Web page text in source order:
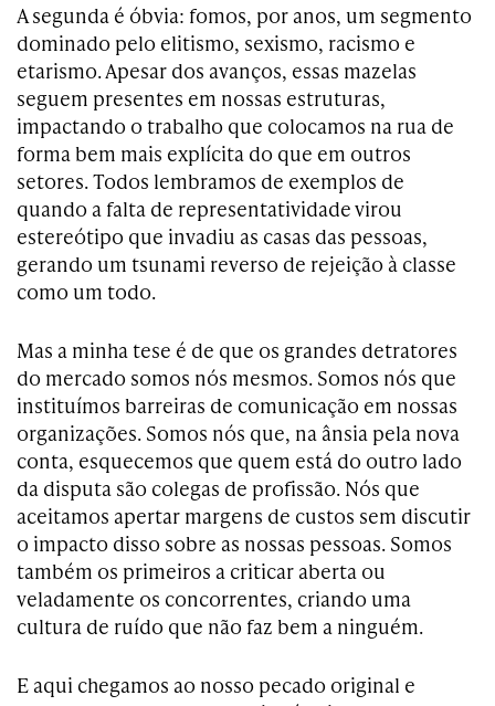
A segunda é óbvia: fomos, por anos, um segmento
dominado pelo elitismo, sexismo, racismo e
etarismo. Apesar dos avanços, essas mazelas
seguem presentes em nossas estruturas,
impactando o trabalho que colocamos na rua de
forma bem mais explícita do que em outros
setores. Todos lembramos de exemplos de
quando a falta de representatividade virou
estereótipo que invadiu as casas das pessoas,
gerando um tsunami reverso de rejeição à classe
como um todo.
Mas a minha tese é de que os grandes detratores
do mercado somos nós mesmos. Somos nós que
instituímos barreiras de comunicação em nossas
organizações. Somos nós que, na ânsia pela nova
conta, esquecemos que quem está do outro lado
da disputa são colegas de profissão. Nós que
aceitamos apertar margens de custos sem discutir
o impacto disso sobre as nossas pessoas. Somos
também os primeiros a criticar aberta ou
veladamente os concorrentes, criando uma
cultura de ruído que não faz bem a ninguém.
E aqui chegamos ao nosso pecado original e